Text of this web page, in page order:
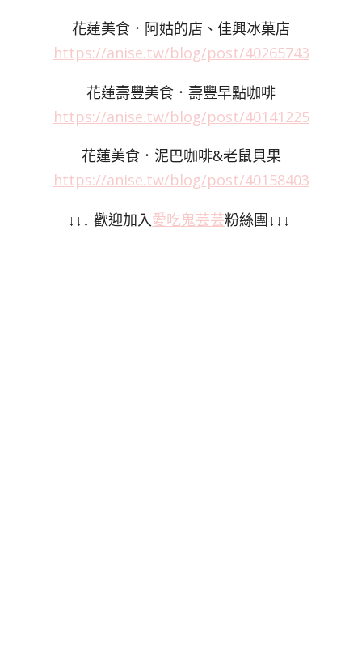
花蓮美食．阿姑的店、佳興冰菓店
https://anise.tw/blog/post/40265743
花蓮壽豐美食．壽豐早點咖啡
https://anise.tw/blog/post/40141225
花蓮美食．泥巴咖啡&老鼠貝果
https://anise.tw/blog/post/40158403
↓↓↓ 歡迎加入愛吃鬼芸芸粉絲團↓↓↓